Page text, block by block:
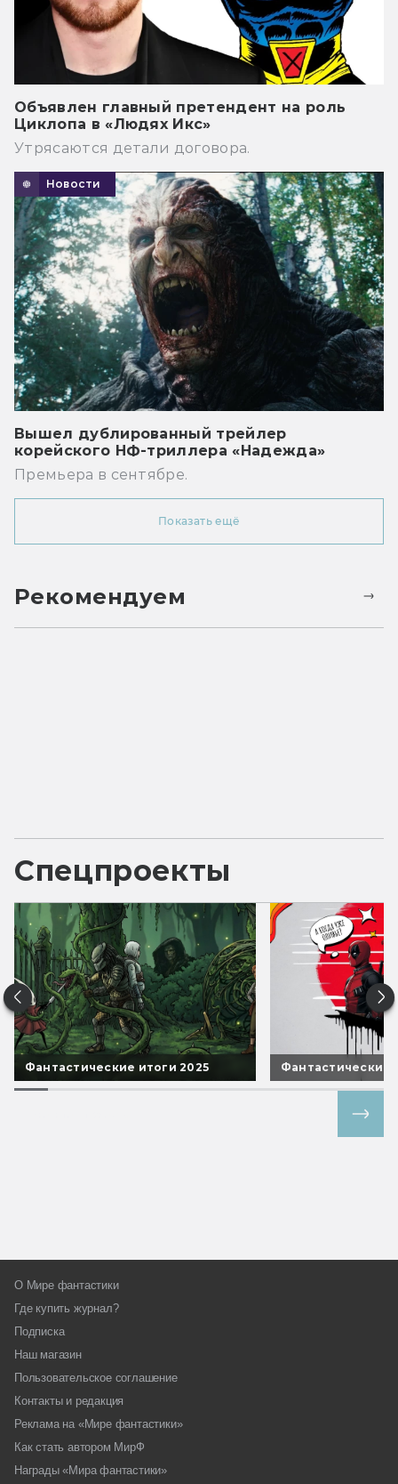
Объявлен главный претендент на роль
Циклопа в «Людях Икс»
Утрясаются детали договора.
Новости
Вышел дублированный трейлер
корейского НФ-триллера «Надежда»
Премьера в сентябре.
Показать ещё
Рекомендуем
Спецпроекты
Фантастические итоги 2025 Фантастические
О Мире фантастики
Где купить журнал?
Подписка
Наш магазин
Пользовательское соглашение
Контакты и редакция
Реклама на «Мире фантастики»
Как стать автором МирФ
Награды «Мира фантастики»